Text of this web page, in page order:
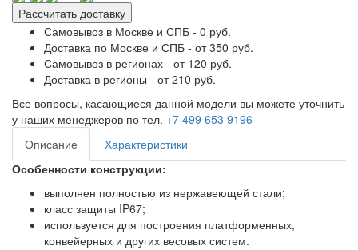
Рассчитать доставку
Самовывоз в Москве и СПБ - 0 руб.
Доставка по Москве и СПБ - от 350 руб.
Самовывоз в регионах - от 120 руб.
Доставка в регионы - от 210 руб.
Все вопросы, касающиеся данной модели вы можете уточнить
у наших менеджеров по тел. +7 499 653 9196
Описание
Характеристики
Особенности конструкции:
выполнен полностью из нержавеющей стали;
класс защиты IP67;
используется для построения платформенных,
конвейерных и других весовых систем.